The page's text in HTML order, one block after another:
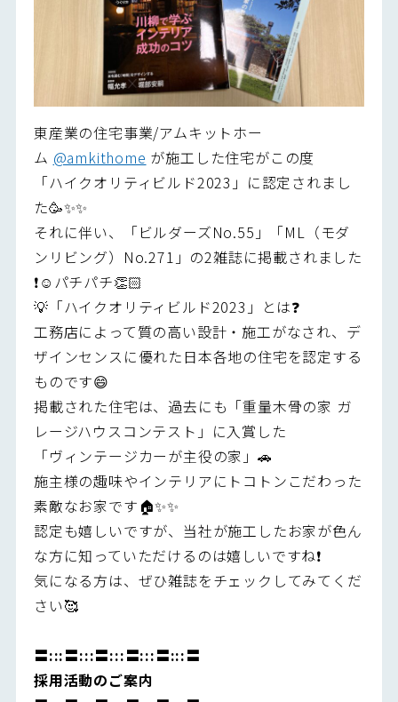
東産業の住宅事業/アムキットホー
ム @amkithome が施工した住宅がこの度
「ハイクオリティビルド2023」に認定されまし
た🥳✨✨
それに伴い、「ビルダーズNo.55」「ML（モダ
ンリビング）No.271」の2雑誌に掲載されました
❗️☺️パチパチ👏🏻
💡「ハイクオリティビルド2023」とは❓
工務店によって質の高い設計・施工がなされ、デ
ザインセンスに優れた日本各地の住宅を認定する
ものです😄
掲載された住宅は、過去にも「重量木骨の家 ガ
レージハウスコンテスト」に入賞した
「ヴィンテージカーが主役の家」🚗
施主様の趣味やインテリアにトコトンこだわった
素敵なお家です🏠✨✨
認定も嬉しいですが、当社が施工したお家が色ん
な方に知っていただけるのは嬉しいですね❗️
気になる方は、ぜひ雑誌をチェックしてみてくだ
さい🥰
〓:::〓:::〓:::〓:::〓:::〓
採用活動のご案内